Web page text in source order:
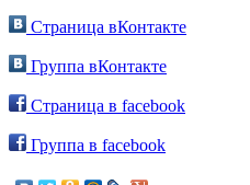
Страница вКонтакте
Группа вКонтакте
Страница в facebook
Группа в facebook